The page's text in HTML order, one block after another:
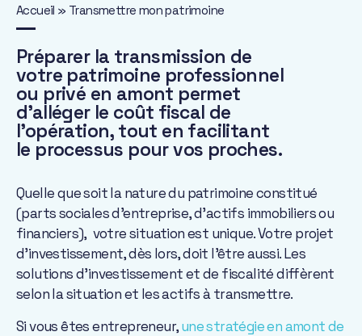
Accueil » Transmettre mon patrimoine
Préparer la transmission de
votre patrimoine professionnel
ou privé en amont permet
d’alléger le coût fiscal de
l’opération, tout en facilitant
le processus pour vos proches.
Quelle que soit la nature du patrimoine constitué
(parts sociales d’entreprise, d’actifs immobiliers ou
financiers), votre situation est unique. Votre projet
d’investissement, dès lors, doit l’être aussi. Les
solutions d’investissement et de fiscalité diffèrent
selon la situation et les actifs à transmettre.
Si vous êtes entrepreneur,une stratégie en amont de